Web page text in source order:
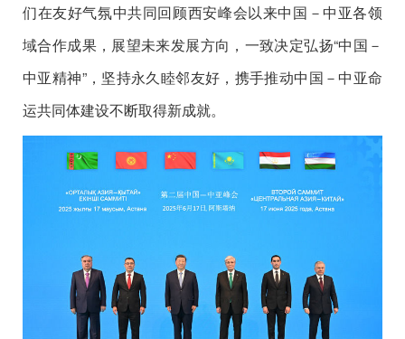
们在友好气氛中共同回顾西安峰会以来中国－中亚各领
域合作成果，展望未来发展方向，一致决定弘扬“中国－
中亚精神”，坚持永久睦邻友好，携手推动中国－中亚命
运共同体建设不断取得新成就。